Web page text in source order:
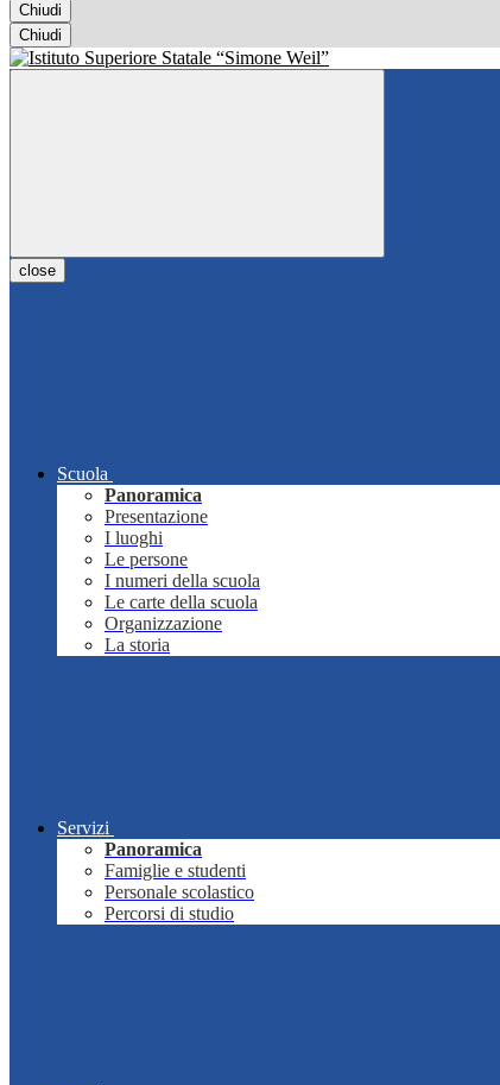
Chiudi
Chiudi
close
Scuola
Panoramica
Presentazione
I luoghi
Le persone
I numeri della scuola
Le carte della scuola
Organizzazione
La storia
Servizi
Panoramica
Famiglie e studenti
Personale scolastico
Percorsi di studio